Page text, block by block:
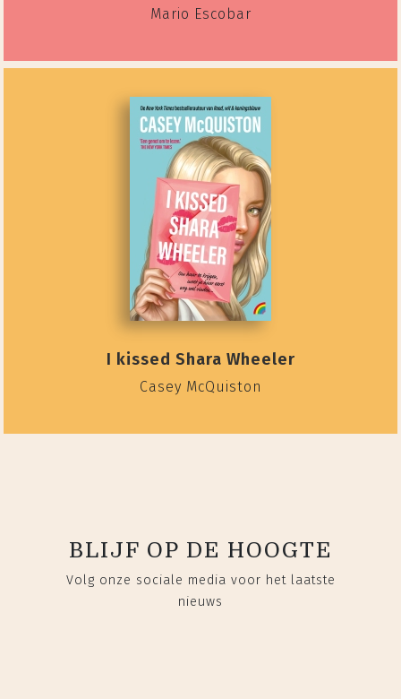
Mario Escobar
I kissed Shara Wheeler
Casey McQuiston
BLIJF OP DE HOOGTE
Volg onze sociale media voor het laatste
nieuws